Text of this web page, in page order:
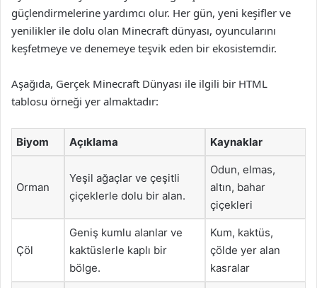
güçlendirmelerine yardımcı olur. Her gün, yeni keşifler ve
yenilikler ile dolu olan Minecraft dünyası, oyuncularını
keşfetmeye ve denemeye teşvik eden bir ekosistemdir.
Aşağıda, Gerçek Minecraft Dünyası ile ilgili bir HTML
tablosu örneği yer almaktadır:
Biyom Açıklama Kaynaklar
Orman
Yeşil ağaçlar ve çeşitli
çiçeklerle dolu bir alan.
Odun, elmas,
altın, bahar
çiçekleri
Çöl
Geniş kumlu alanlar ve
kaktüslerle kaplı bir
bölge.
Kum, kaktüs,
çölde yer alan
kasralar